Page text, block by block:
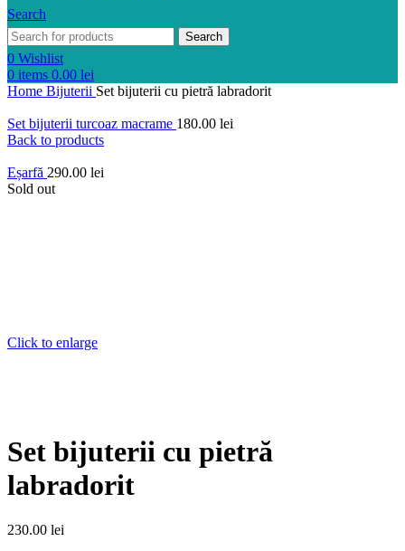
Search
Search
0 Wishlist
0 items 0.00 lei
Home Bijuterii Set bijuterii cu pietră labradorit
Set bijuterii turcoaz macrame 180.00 lei
Back to products
Eșarfă 290.00 lei
Sold out
Click to enlarge
Set bijuterii cu pietră
labradorit
230.00 lei